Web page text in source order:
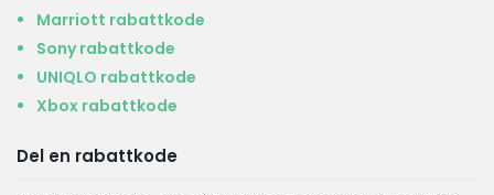
Marriott rabattkode
Sony rabattkode
UNIQLO rabattkode
Xbox rabattkode
Del en rabattkode